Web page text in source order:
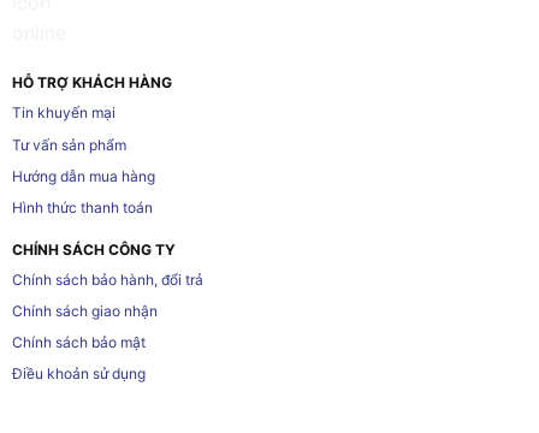
HỖ TRỢ KHÁCH HÀNG
Tin khuyến mại
Tư vấn sản phẩm
Hướng dẫn mua hàng
Hình thức thanh toán
CHÍNH SÁCH CÔNG TY
Chính sách bảo hành, đổi trả
Chính sách giao nhận
Chính sách bảo mật
Điều khoản sử dụng